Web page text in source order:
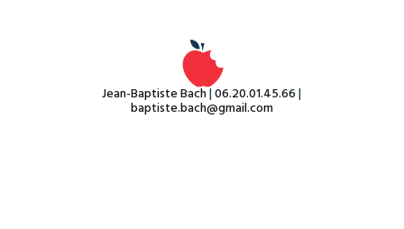
Jean-Baptiste Bach|06.20.01.45.66|
baptiste.bach@gmail.com